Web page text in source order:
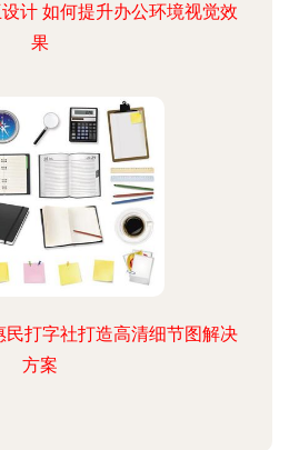
计 如何提升办公环境视觉效
果
打字社打造高清细节图解决
方案